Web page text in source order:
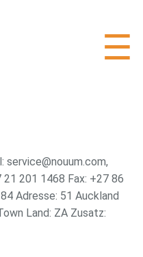
service@nouum.com,
201 1468 Fax: +27 86
Adresse: 51 Auckland
Land: ZA Zusatz: